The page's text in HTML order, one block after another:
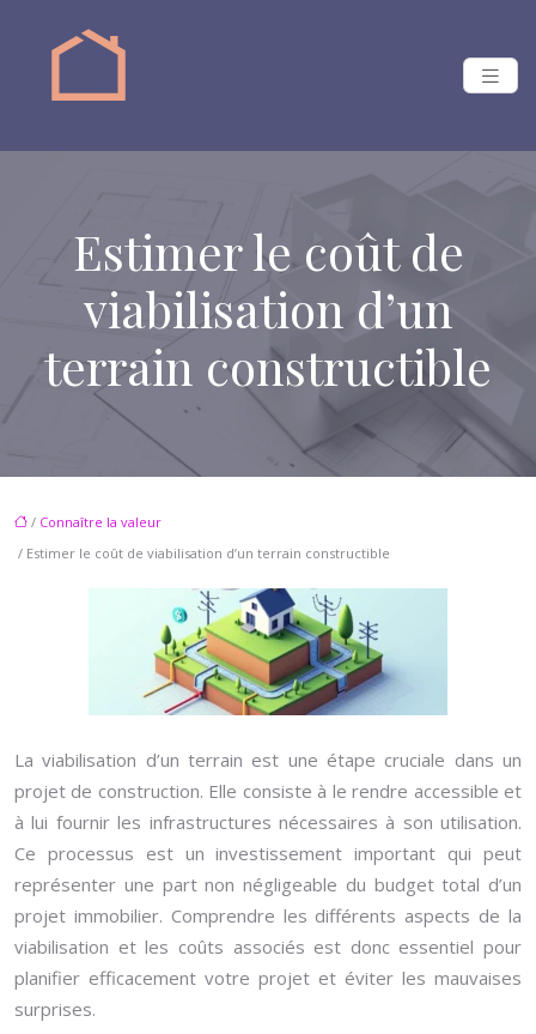
Estimer le coût de
viabilisation d’un
terrain constructible
/ Connaître la valeur
/ Estimer le coût de viabilisation d’un terrain constructible
La viabilisation d’un terrain est une étape cruciale dans un
projet de construction. Elle consiste à le rendre accessible et
à lui fournir les infrastructures nécessaires à son utilisation.
Ce processus est un investissement important qui peut
représenter une part non négligeable du budget total d’un
projet immobilier. Comprendre les différents aspects de la
viabilisation et les coûts associés est donc essentiel pour
planifier efficacement votre projet et éviter les mauvaises
surprises.